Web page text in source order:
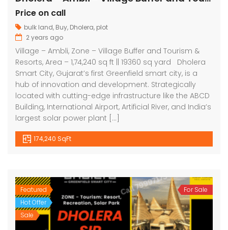
Price on call
bulk land, Buy, Dholera, plot
2 years ago
Village – Ambli, Zone – Village Buffer and Tourism &
Resorts, Area – 1,74,240 sq ft || 19360 sq yard Dholera
Smart City, Gujarat’s first Greenfield smart city, is a
hub of innovation and development. Strategically
located with cutting-edge infrastructure like the ABCD
Building, International Airport, Artificial River, and India’s
largest solar power plant […]
174,240 SqFt
Featured
Hot Offer
Sale
For Sale